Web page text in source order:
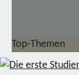
Top-Themen